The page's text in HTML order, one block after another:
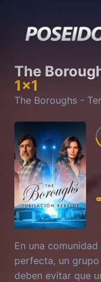
The
1x1
The Boroughs -
En una
perfecta, un
deben evitar que